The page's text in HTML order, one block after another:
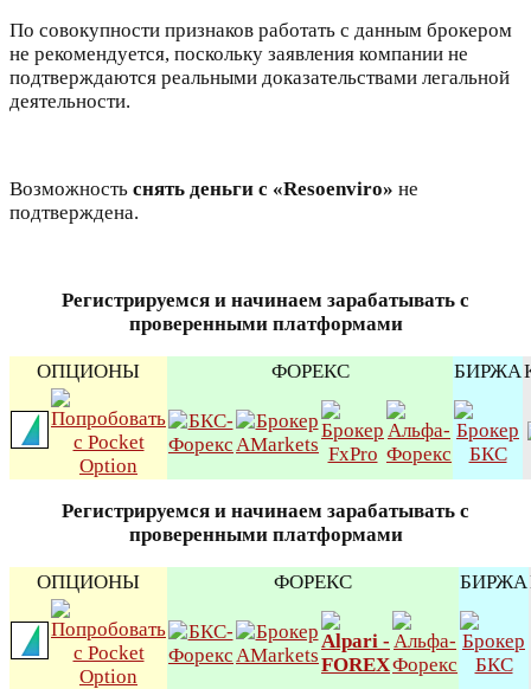
По совокупности признаков работать с данным брокером
не рекомендуется, поскольку заявления компании не
подтверждаются реальными доказательствами легальной
деятельности.
Возможность снять деньги с «Resoenviro» не
подтверждена.
Регистрируемся и начинаем зарабатывать с
проверенными платформами
ОПЦИОНЫ ФОРЕКС БИРЖА
Регистрируемся и начинаем зарабатывать с
проверенными платформами
ОПЦИОНЫ ФОРЕКС БИРЖА